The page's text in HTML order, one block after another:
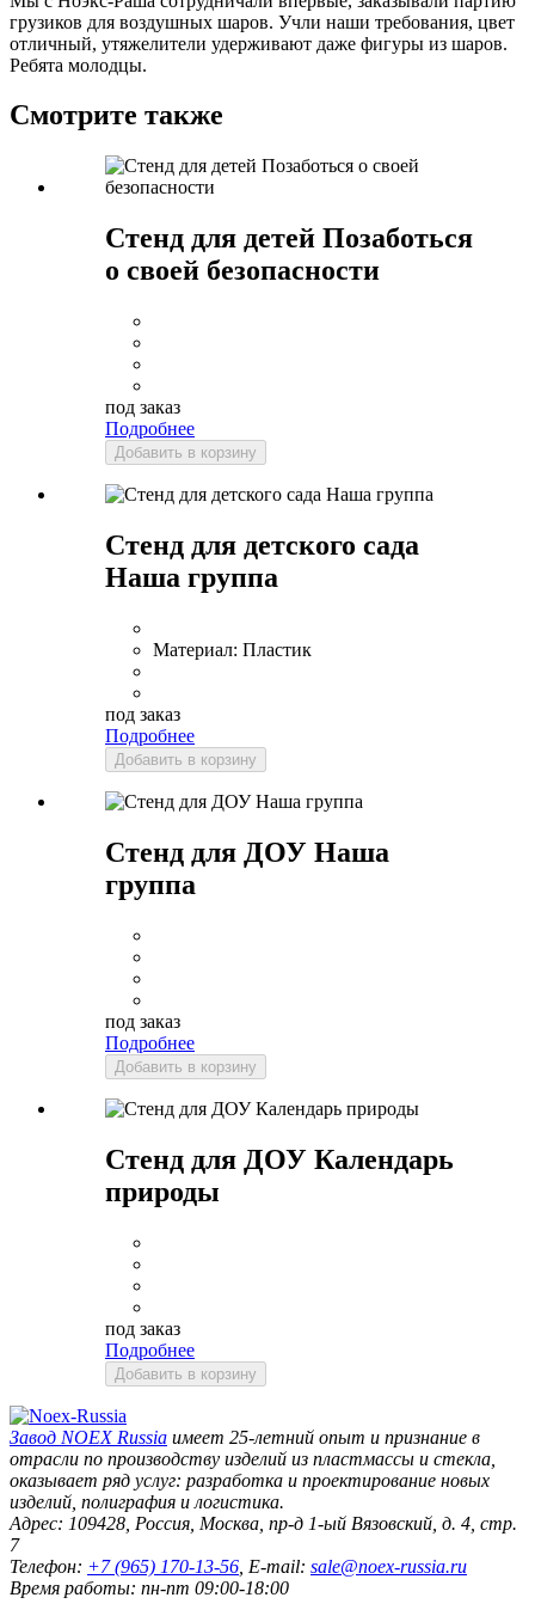
грузиков для воздушных шаров. Учли наши требования, цвет
отличный, утяжелители удерживают даже фигуры из шаров.
Ребята молодцы.
Смотрите также
Стенд для детей Позаботься
о своей безопасности
под заказ
Подробнее
Добавить в корзину
Стенд для детского сада
Наша группа
Материал: Пластик
под заказ
Подробнее
Добавить в корзину
Стенд для ДОУ Наша
группа
под заказ
Подробнее
Добавить в корзину
Стенд для ДОУ Календарь
природы
под заказ
Подробнее
Добавить в корзину
Завод NOEX Russia имеет 25-летний опыт и признание в
отрасли по производству изделий из пластмассы и стекла,
оказывает ряд услуг: разработка и проектирование новых
изделий, полиграфия и логистика.
Адрес: 109428 Россия Москва пр-д 1-ый Вязовский, д. 4, стр.
7
Телефон: +7 (965) 170-13-56 , E-mail: sale@noex-russia.ru
Время работы: пн-пт 09:00-18:00